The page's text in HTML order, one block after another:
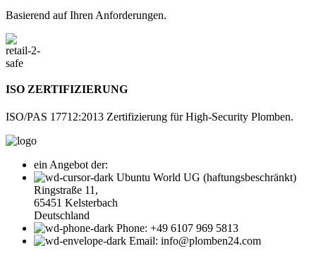
Basierend auf Ihren Anforderungen.
ISO ZERTIFIZIERUNG
ISO/PAS 17712:2013 Zertifizierung für High-Security Plomben.
ein Angebot der:
Ubuntu World UG (haftungsbeschränkt)
Ringstraße 11,
65451 Kelsterbach
Deutschland
Phone: +49 6107 969 5813
Email: info@plomben24.com